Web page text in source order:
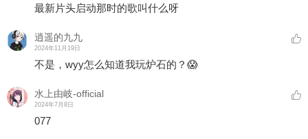
最新片头启动那时的歌叫什么呀
逍遥的九九
2024年11月19日
不是，wyy怎么知道我玩炉石的？😱
水上由岐-official
2024年7月8日
077